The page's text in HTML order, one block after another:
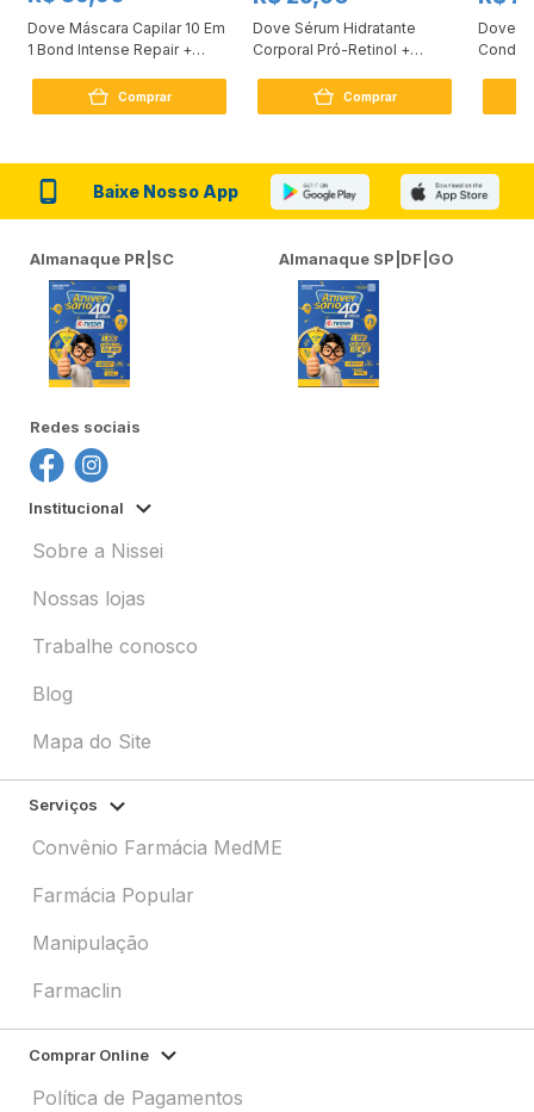
Dove Máscara Capilar 10 Em
1 Bond Intense Repair +
Comprar
Dove Sérum Hidratante
Corporal Pró-Retinol +
Comprar
Dove
Baixe Nosso App
Almanaque PR|SC Almanaque SP|DF|GO
Redes sociais
Institucional
Sobre a Nissei
Nossas lojas
Trabalhe conosco
Blog
Mapa do Site
Serviços
Convênio Farmácia MedME
Farmácia Popular
Manipulação
Farmaclin
Comprar Online
Política de Pagamentos